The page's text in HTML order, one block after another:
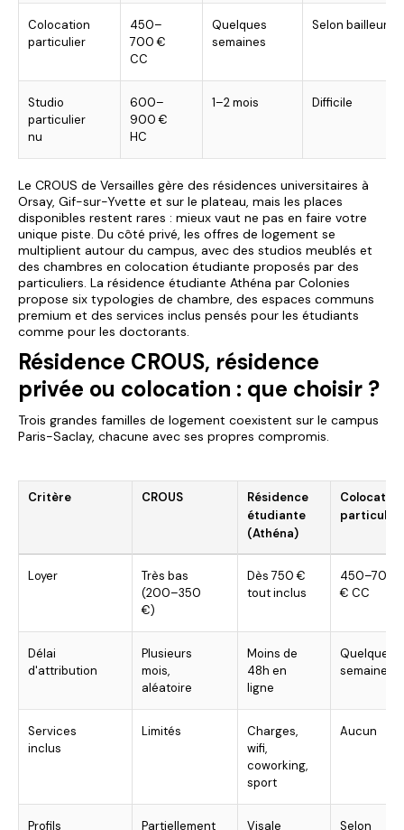
Colocation
particulier
450–
700 €
CC
Quelques
semaines
Selon bailleur
Studio
particulier
nu
600–
900 €
HC
1–2 mois Difficile
Le CROUS de Versailles gère des résidences universitaires à
Orsay, Gif-sur-Yvette et sur le plateau, mais les places
disponibles restent rares : mieux vaut ne pas en faire votre
unique piste. Du côté privé, les offres de logement se
multiplient autour du campus, avec des studios meublés et
des chambres en colocation étudiante proposés par des
particuliers. La résidence étudiante Athéna par Colonies
propose six typologies de chambre, des espaces communs
premium et des services inclus pensés pour les étudiants
comme pour les doctorants.
Résidence CROUS, résidence
privée ou colocation : que choisir ?
Trois grandes familles de logement coexistent sur le campus
Paris-Saclay, chacune avec ses propres compromis.
Critère CROUS
Résidence
étudiante
(Athéna)
Colocation
particulier
Loyer
Très bas
(200–350
€)
Dès 750 €
tout inclus
450–700
€ CC
Délai
d'attribution
Plusieurs
mois,
aléatoire
Moins de
48h en
ligne
Quelques
semaines
Services
inclus
Limités
Charges,
wifi,
coworking,
sport
Aucun
Profils Partiellement Visale Selon